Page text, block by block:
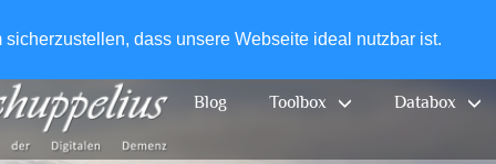
dass unsere Webseite ideal nutzbar ist.
Blog Toolbox Databox